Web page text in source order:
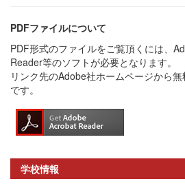
PDFファイルについて
PDF形式のファイルをご覧頂くには、
Reader等のソフトが必要となります。
リンク先のAdobe社ホームページから
です。
学校情報